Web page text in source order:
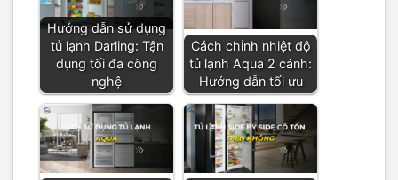
Hướng dẫn sử dụng
tủ lạnh Darling: Tận
dụng tối đa công
nghệ
Cách chỉnh nhiệt độ
tủ lạnh Aqua 2 cánh:
Hướng dẫn tối ưu